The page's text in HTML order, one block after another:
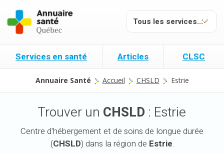
Services en santé Articles CLSC
Annuaire Santé Accueil CHSLD Estrie
Trouver un CHSLD : Estrie
Centre d'hébergement et de soins de longue durée
(CHSLD) dans la région de Estrie.